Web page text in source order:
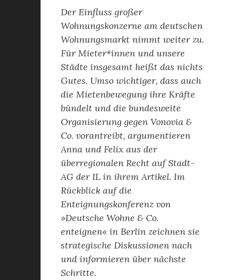
Der Einfluss großer
Wohnungskonzerne am deutschen
Wohnungsmarkt nimmt weiter zu.
Für Mieter*innen und unsere
Städte insgesamt heißt das nichts
Gutes. Umso wichtiger, dass auch
die Mietenbewegung ihre Kräfte
bündelt und die bundesweite
Organisierung gegen Vonovia &
Co. vorantreibt, argumentieren
Anna und Felix aus der
überregionalen Recht auf Stadt-
AG der IL in ihrem Artikel. Im
Rückblick auf die
Enteignungskonferenz von
»Deutsche Wohne & Co.
enteignen« in Berlin zeichnen sie
strategische Diskussionen nach
und informieren über nächste
Schritte.